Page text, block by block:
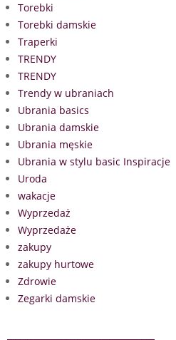
Torebki
Torebki damskie
Traperki
TRENDY
TRENDY
Trendy w ubraniach
Ubrania basics
Ubrania damskie
Ubrania męskie
Ubrania w stylu basic Inspiracje
Uroda
wakacje
Wyprzedaż
Wyprzedaże
zakupy
zakupy hurtowe
Zdrowie
Zegarki damskie